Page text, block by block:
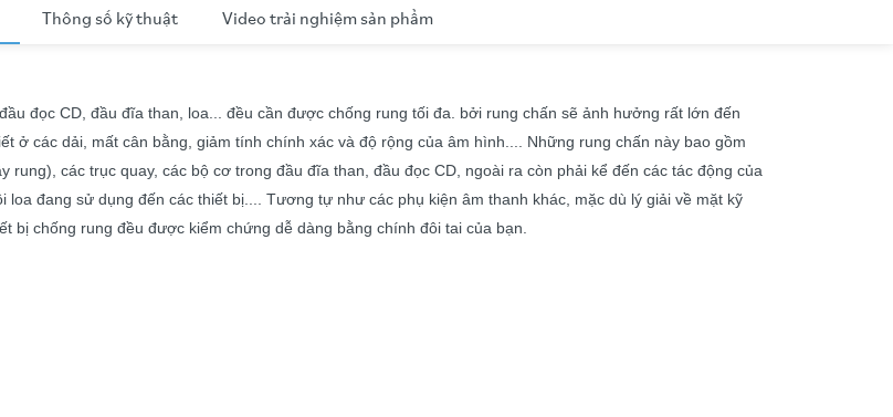
Thông số kỹ thuật Video trải nghiệm sản phẩm
đọc CD, đầu đĩa than, loa... đều cần được chống rung tối đa. bởi rung chấn sẽ ảnh hưởng rất lớn đến
ở các dải, mất cân bằng, giảm tính chính xác và độ rộng của âm hình.... Những rung chấn này bao gồm
các trục quay, các bộ cơ trong đầu đĩa than, đầu đọc CD, ngoài ra còn phải kể đến các tác động của
đang sử dụng đến các thiết bị.... Tương tự như các phụ kiện âm thanh khác, mặc dù lý giải về mặt kỹ
chống rung đều được kiểm chứng dễ dàng bằng chính đôi tai của bạn.